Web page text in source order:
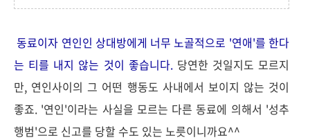
동료이자 연인인 상대방에게 너무 노골적으로 '연애'를 한다
는 티를 내지 않는 것이 좋습니다.당연한 것일지도 모르지
만, 연인사이의 그 어떤 행동도 사내에서 보이지 않는 것이
좋죠. '연인'이라는 사실을 모르는 다른 동료에 의해서 '성추
행범'으로 신고를 당할 수도 있는 노릇이니까요^^